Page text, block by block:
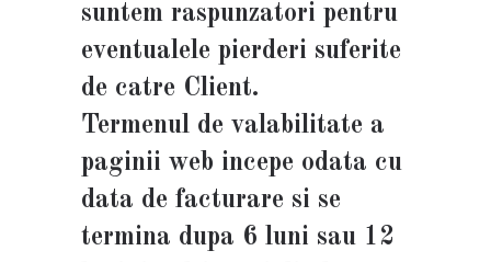
suntem raspunzatori pentru
eventualele pierderi suferite
de catre Client.
Termenul de valabilitate a
paginii web incepe odata cu
data de facturare si se
termina dupa 6 luni sau 12